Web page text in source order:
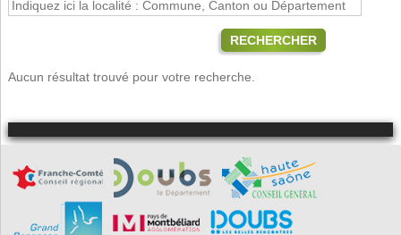
RECHERCHER
Aucun résultat trouvé pour votre recherche.